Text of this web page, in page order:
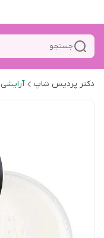
جستجو
دکتر پردیس شاپ آرایشی